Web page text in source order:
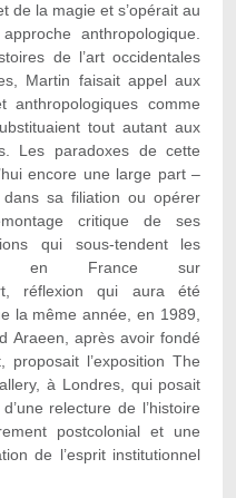
de la magie et s’opérait au
anthropologique.
de l’art occidentales
Martin faisait appel aux
anthropologiques comme
tout autant aux
Les paradoxes de cette
encore une large part –
sa filiation ou opérer
critique de ses
qui sous-tendent les
en France sur
réflexion qui aura été
la même année, en 1989,
Araeen, après avoir fondé
l’exposition The
à Londres, qui posait
relecture de l’histoire
postcolonial et une
de l’esprit institutionnel